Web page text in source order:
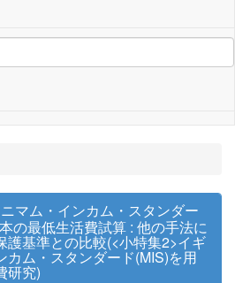
ニマム・インカム・スタンダー
の最低生活費試算 : 他の手法に
護基準との比較(<小特集2>イギ
カム・スタンダード(MIS)を用
研究)